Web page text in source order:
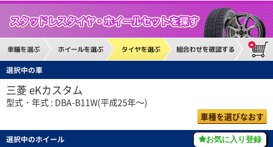
選択中の車
三菱 eKカスタム
型式・年式 : DBA-B11W(平成25年～)
車種を選びなおす
選択中のホイール お気に入り登録